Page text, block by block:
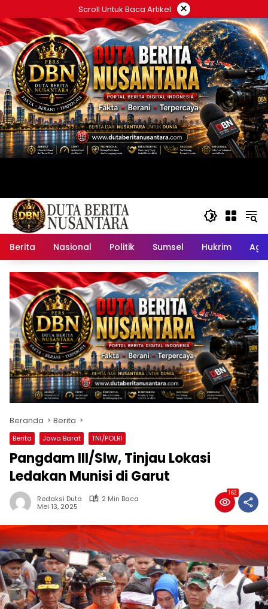
ke
konten
Scroll Untuk Baca Artikel ×
Berita Nasional Politik Sumsel Hukrim
Beranda Berita
Berita Jawa Barat TNI/POLRI
Pangdam III/Slw, Tinjau Lokasi
Ledakan Munisi di Garut
Redaksi Duta
2 Min Baca
Mei 13, 2025
162